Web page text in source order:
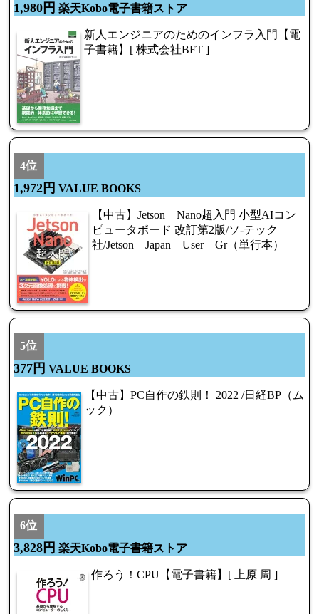
1,980円 楽天Kobo電子書籍ストア
新人エンジニアのためのインフラ入門【電
子書籍】[ 株式会社BFT ]
4位
1,972円 VALUE BOOKS
【中古】Jetson Nano超入門 小型AIコン
ピュータボード 改訂第2版/ソ-テック
社/Jetson Japan User Gr（単行本）
5位
377円 VALUE BOOKS
【中古】PC自作の鉄則！ 2022 /日経BP（ム
ック）
6位
3,828円 楽天Kobo電子書籍ストア
作ろう！CPU【電子書籍】[ 上原 周 ]